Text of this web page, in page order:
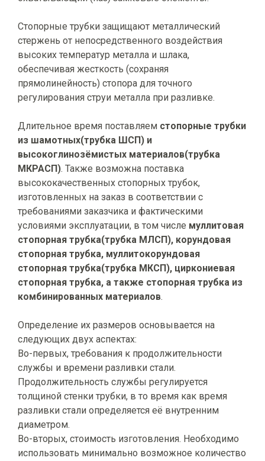
Стопорные трубки защищают металлический
стержень от непосредственного воздействия
высоких температур металла и шлака,
обеспечивая жесткость (сохраняя
прямолинейность) стопора для точного
регулирования струи металла при разливке.
Длительное время поставляем стопорные трубки
из шамотных(трубка ШСП) и
высокоглинозёмистых материалов(трубка
МКРАСП). Также возможна поставка
высококачественных стопорных трубок,
изготовленных на заказ в соответствии с
требованиями заказчика и фактическими
условиями эксплуатации, в том числе муллитовая
стопорная трубка(трубка МЛСП), корундовая
стопорная трубка, муллитокорундовая
стопорная трубка(трубка МКСП), циркониевая
стопорная трубка, а также стопорная трубка из
комбинированных материалов.
Определение их размеров основывается на
следующих двух аспектах:
Во-первых, требования к продолжительности
службы и времени разливки стали.
Продолжительность службы регулируется
толщиной стенки трубки, в то время как время
разливки стали определяется её внутренним
диаметром.
Во-вторых, стоимость изготовления. Необходимо
использовать минимально возможное количество